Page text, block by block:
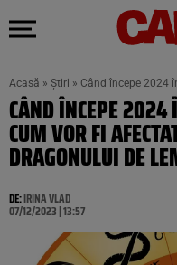
Acasă » Știri » Când începe 2024
CÂND ÎNCEPE 2024
CUM VOR FI
DRAGONULUI DE
DE:IRINA VLAD
07/12/2023 | 13:57